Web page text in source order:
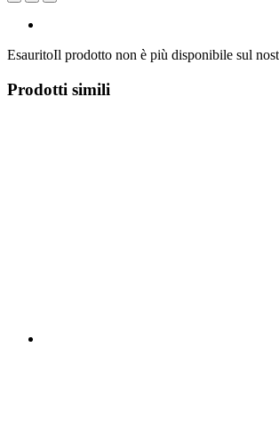
EsauritoIl prodotto non è più disponibile sul
Prodotti simili